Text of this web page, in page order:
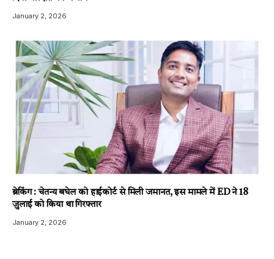
January 2, 2026
ब्रेकिंग : चेतन्य बघेल को हाईकोर्ट से मिली जमानत, इस मामले में ED ने 18
जुलाई को किया था गिरफ्तार
January 2, 2026